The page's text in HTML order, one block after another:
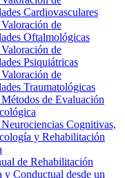
Cardiovasculares
de
Oftalmológicas
de
Psiquiátricas
de
Traumatológicas
de Evaluación
Cognitivas,
y Rehabilitación
de Rehabilitación
y Conductual desde un